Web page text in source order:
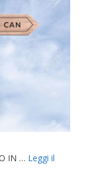
IN … Leggi il